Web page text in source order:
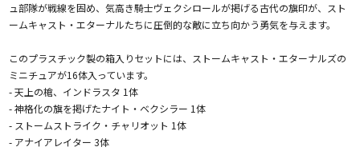
ュ部隊が戦線を固め、気高き騎士ヴェクシロールが掲げる古代の旗印が、スト
ームキャスト・エターナルたちに圧倒的な敵に立ち向かう勇気を与えます。
このプラスチック製の箱入りセットには、ストームキャスト・エターナルズの
ミニチュアが16体入っています。
- 天上の槍、インドラスタ 1体
- 神格化の旗を掲げたナイト・ベクシラー 1体
- ストームストライク・チャリオット 1体
- アナイアレイター 3体